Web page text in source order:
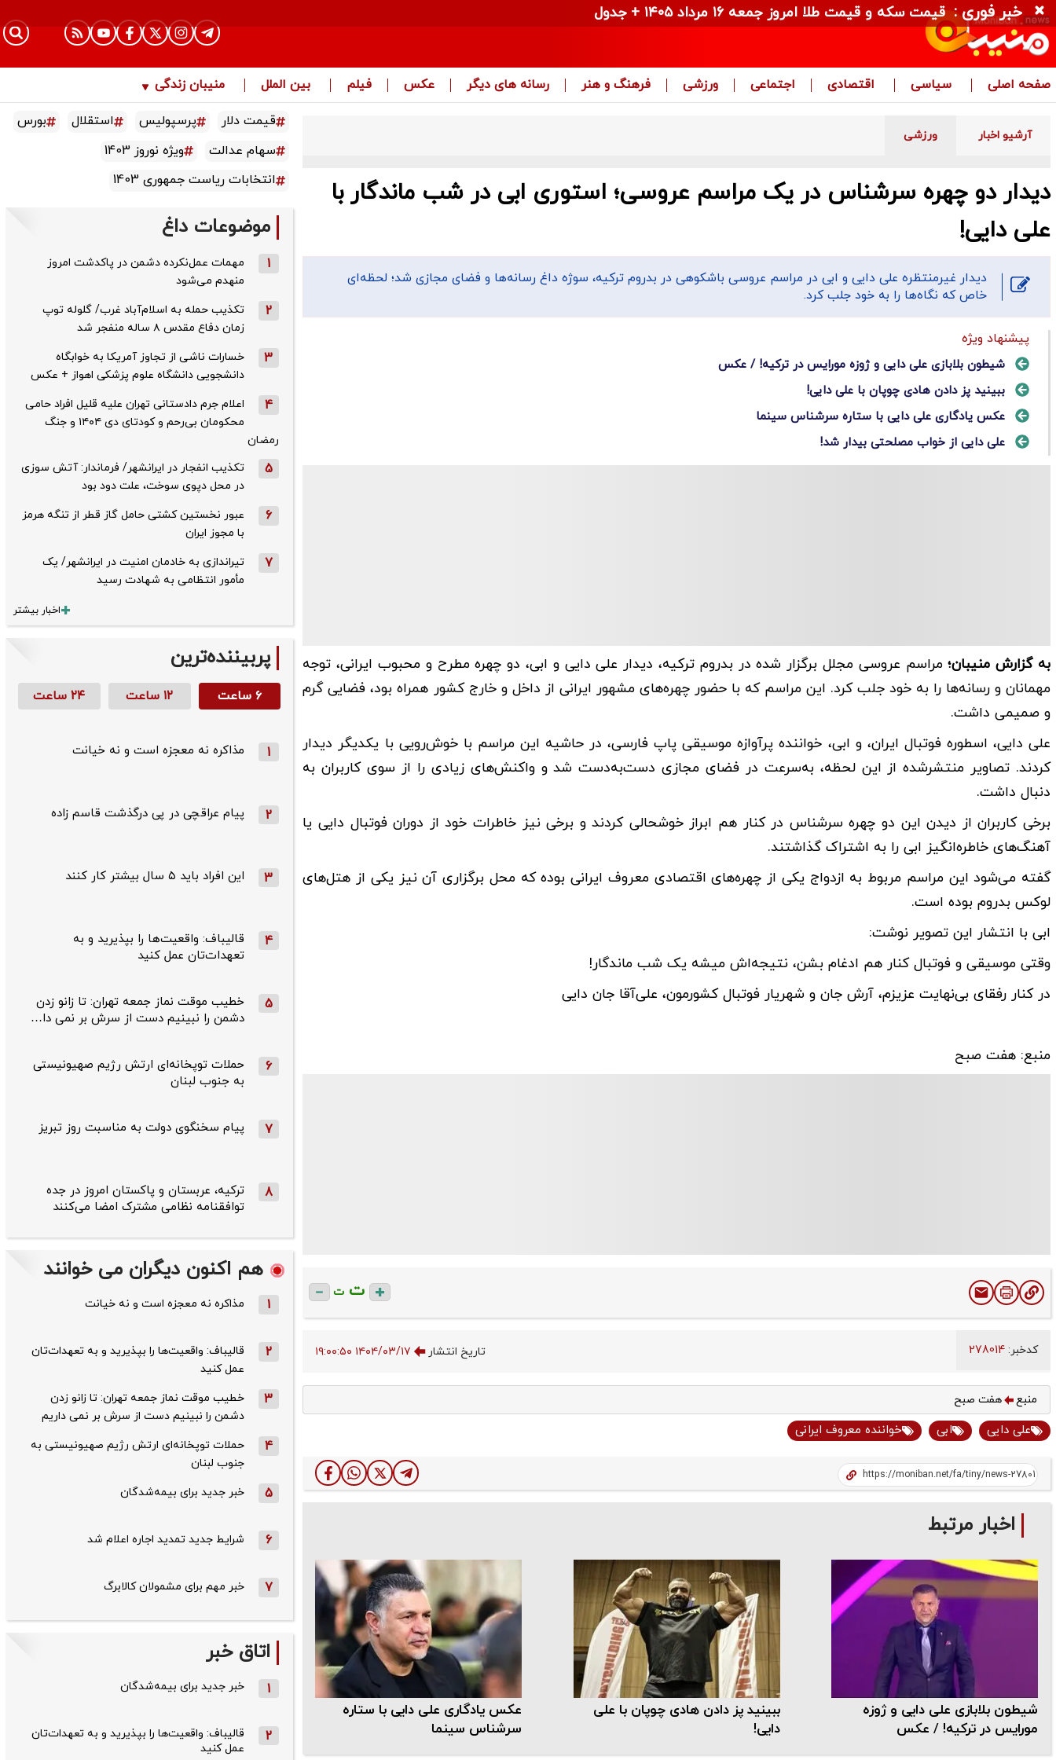
صفحه اصلی سیاسی اقتصادی اجتماعی ورزشی فرهنگ و هنر رسانه های دیگر عکس فیلم بین الملل منیبان زندگی
آرشیو اخبار ورزشی
دیدار دو چهره سرشناس در یک مراسم عروسی؛ استوری ابی در شب ماندگار با
علی دایی!
دیدار غیرمنتظره علی دایی و ابی در مراسم عروسی باشکوهی در بدروم ترکیه، سوژه داغ رسانه‌ها و فضای مجازی شد؛ لحظه‌ای
خاص که نگاه‌ها را به خود جلب کرد.
پیشنهاد ویژه
شیطون بلابازی علی دایی و ژوزه مورایس در ترکیه! / عکس
ببینید پز دادن هادی چوپان با علی دایی!
عکس یادگاری علی دایی با ستاره سرشناس سینما
علی دایی از خواب مصلحتی بیدار شد!
به گزارش منیبان؛مراسم عروسی مجلل برگزار شده در بدروم ترکیه، دیدار علی دایی و ابی، دو چهره مطرح و محبوب ایرانی، توجه
مهمانان و رسانه‌ها را به خود جلب کرد. این مراسم که با حضور چهره‌های مشهور ایرانی از داخل و خارج کشور همراه بود، فضایی گرم
و صمیمی داشت.
علی دایی، اسطوره فوتبال ایران، و ابی، خواننده پرآوازه موسیقی پاپ فارسی، در حاشیه این مراسم با خوش‌رویی با یکدیگر دیدار
کردند. تصاویر منتشرشده از این لحظه، به‌سرعت در فضای مجازی دست‌به‌دست شد و واکنش‌های زیادی را از سوی کاربران به
دنبال داشت.
برخی کاربران از دیدن این دو چهره سرشناس در کنار هم ابراز خوشحالی کردند و برخی نیز خاطرات خود از دوران فوتبال دایی یا
آهنگ‌های خاطره‌انگیز ابی را به اشتراک گذاشتند.
گفته می‌شود این مراسم مربوط به ازدواج یکی از چهره‌های اقتصادی معروف ایرانی بوده که محل برگزاری آن نیز یکی از هتل‌های
لوکس بدروم بوده است.
ابی با انتشار این تصویر نوشت:
وقتی موسیقی و فوتبال کنار هم ادغام بشن، نتیجه‌اش میشه یک شب ماندگار!
در کنار رفقای بی‌نهایت عزیزم، آرش جان و شهریار فوتبال کشورمون، علی‌آقا جان دایی
منبع: هفت صبح
ت ت
کدخبر: تاریخ انتشار ۱۴۰۴/۰۳/۱۷ ۱۹:۰۰:۵۰
منبع هفت صبح
علی دایی ابی خواننده معروف ایرانی
اخبار مرتبط
شیطون بلابازی علی دایی و ژوزه
مورایس در ترکیه! / عکس
ببینید پز دادن هادی چوپان با علی
دایی!
عکس یادگاری علی دایی با ستاره
سرشناس سینما
قیمت دلار پرسپولیس استقلال
بورس
سهام عدالت
ویژه نوروز 1403
انتخابات ریاست جمهوری 1403
موضوعات داغ
1
مهمات عمل‌نکرده دشمن در پاکدشت امروز
منهدم می‌شود
2
تکذیب حمله به اسلام‌آباد غرب/ گلوله توپ
زمان دفاع مقدس ۸ ساله منفجر شد
3
خسارات ناشی از تجاوز آمریکا به خوابگاه
دانشجویی دانشگاه علوم پزشکی اهواز + عکس
4
اعلام جرم دادستانی تهران علیه قلیل افراد حامی
محکومان بی‌رحم و کودتای دی‌ ۱۴۰۴ و جنگ
رمضان
5
تکذیب ‌انفجار در ایرانشهر/ فرماندار: آتش سوزی
در محل دپوی سوخت، علت دود بود
6
عبور نخستین کشتی حامل گاز قطر از تنگه هرمز
با مجوز ایران
7
تیراندازی به خادمان امنیت در ایرانشهر/ یک
مأمور انتظامی به شهادت رسید
اخبار بیشتر
پربیننده‌ترین
۶ ساعت ۱۲ ساعت ۲۴ ساعت
1 مذاکره نه معجزه است و نه خیانت
2 پیام عراقچی در پی درگذشت قاسم‌ زاده
3 این افراد باید ۵ سال بیشتر کار کنند
4
قالیباف: واقعیت‌ها را بپذیرید و به
تعهدات‌تان عمل کنید
5
خطیب موقت نماز جمعه تهران: تا زانو زدن
دشمن را نبینیم دست از سرش بر نمی دا…
6
حملات توپخانه‌ای ارتش رژیم صهیونیستی
به جنوب لبنان
7 پیام سخنگوی دولت به مناسبت روز تبریز
8
ترکیه، عربستان و پاکستان امروز در جده
توافقنامه نظامی مشترک امضا می‌کنند
هم اکنون دیگران می خوانند
1 مذاکره نه معجزه است و نه خیانت
2
قالیباف: واقعیت‌ها را بپذیرید و به تعهدات‌تان
عمل کنید
3
خطیب موقت نماز جمعه تهران: تا زانو زدن
دشمن را نبینیم دست از سرش بر نمی داریم
4
حملات توپخانه‌ای ارتش رژیم صهیونیستی به
جنوب لبنان
5 خبر جدید برای بیمه‌شدگان
6 شرایط جدید تمدید اجاره اعلام شد
7 خبر مهم برای مشمولان کالابرگ
اتاق خبر
1 خبر جدید برای بیمه‌شدگان
2
قالیباف: واقعیت‌ها را بپذیرید و به تعهدات‌تان
عمل کنید
خبر فوری : قیمت سکه و قیمت طلا امروز جمعه ۱۶ مرداد ۱۴۰۵ + جدول